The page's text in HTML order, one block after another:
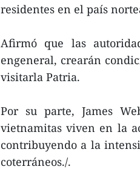
residentes en el país
Afirmó que las
engeneral, crearán
visitarla Patria.
Por su parte, James
vietnamitas viven en la
contribuyendo a la
coterráneos./.